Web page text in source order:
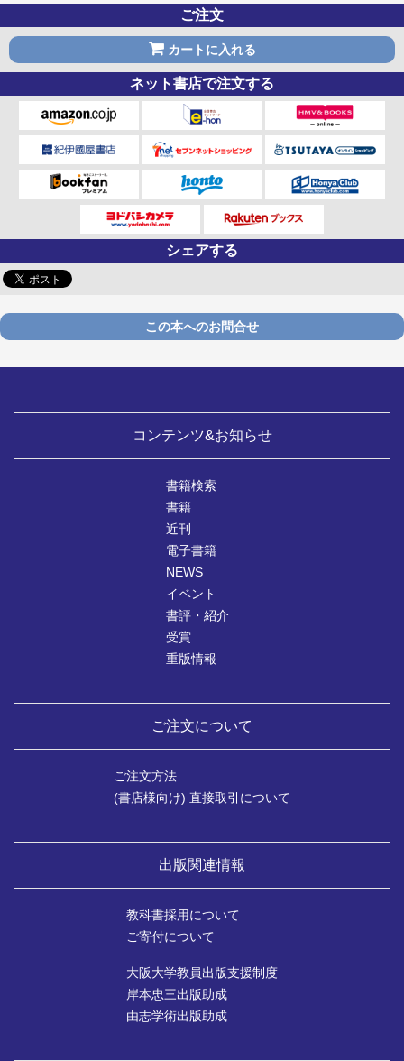
ご注文
カートに入れる
ネット書店で注文する
シェアする
この本へのお問合せ
コンテンツ&お知らせ
書籍検索
書籍
近刊
電子書籍
NEWS
イベント
書評・紹介
受賞
重版情報
ご注文について
ご注文方法
(書店様向け) 直接取引について
出版関連情報
教科書採用について
ご寄付について
大阪大学教員出版支援制度
岸本忠三出版助成
由志学術出版助成